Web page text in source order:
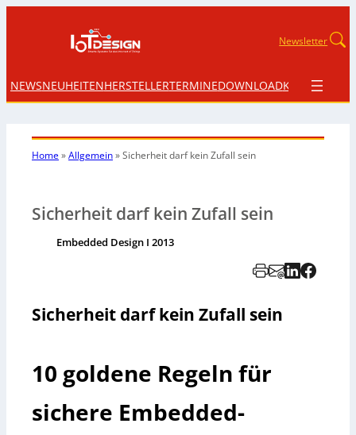
Newsletter
NEWSNEUHEITENHERSTELLERTERMINEDOWNLOADKONTAKT
Home»Allgemein»Sicherheit darf kein Zufall sein
Sicherheit darf kein Zufall sein
Embedded Design I 2013
Sicherheit darf kein Zufall sein
10 goldene Regeln für
sichere Embedded-